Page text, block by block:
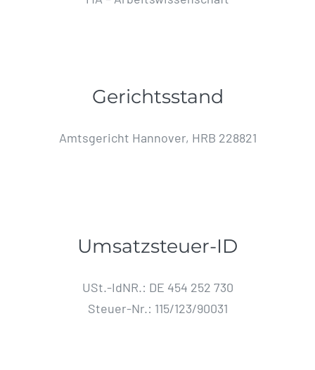
Gerichtsstand
Amtsgericht Hannover, HRB 228821
Umsatzsteuer-ID
USt.-IdNR.: DE 454 252 730
Steuer-Nr.: 115/123/90031